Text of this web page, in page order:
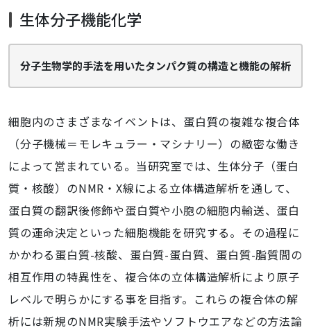
生体分子機能化学
分子生物学的手法を用いたタンパク質の構造と機能の解析
細胞内のさまざまなイベントは、蛋白質の複雑な複合体
（分子機械＝モレキュラー・マシナリー）の緻密な働き
によって営まれている。当研究室では、生体分子（蛋白
質・核酸）のNMR・X線による立体構造解析を通して、
蛋白質の翻訳後修飾や蛋白質や小胞の細胞内輸送、蛋白
質の運命決定といった細胞機能を研究する。その過程に
かかわる蛋白質-核酸、蛋白質-蛋白質、蛋白質-脂質間の
相互作用の特異性を、複合体の立体構造解析により原子
レベルで明らかにする事を目指す。これらの複合体の解
析には新規のNMR実験手法やソフトウエアなどの方法論